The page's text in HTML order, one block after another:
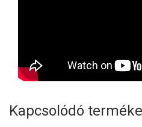
Kapcsolódó